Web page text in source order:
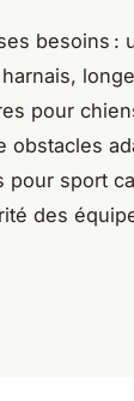
besoins :
pour
obstacles
pour sport
des